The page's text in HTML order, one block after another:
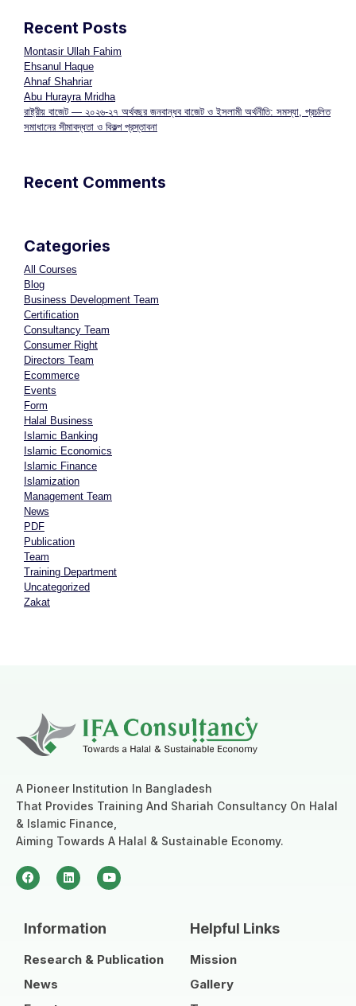
Recent Posts
Montasir Ullah Fahim
Ehsanul Haque
Ahnaf Shahriar
Abu Hurayra Mridha
রাষ্ট্রীয় বাজেট — ২০২৬-২৭ অর্থবছর জনবান্ধব বাজেট ও ইসলামী অর্থনীতি: সমস্যা, প্রচলিত
সমাধানের সীমাবদ্ধতা ও বিকল্প প্রস্তাবনা
Recent Comments
Categories
All Courses
Blog
Business Development Team
Certification
Consultancy Team
Consumer Right
Directors Team
Ecommerce
Events
Form
Halal Business
Islamic Banking
Islamic Economics
Islamic Finance
Islamization
Management Team
News
PDF
Publication
Team
Training Department
Uncategorized
Zakat
A Pioneer Institution In Bangladesh
That Provides Training And Shariah Consultancy On Halal
& Islamic Finance,
Aiming Towards A Halal & Sustainable Economy.
Information
Research & Publication
News
Helpful Links
Mission
Gallery